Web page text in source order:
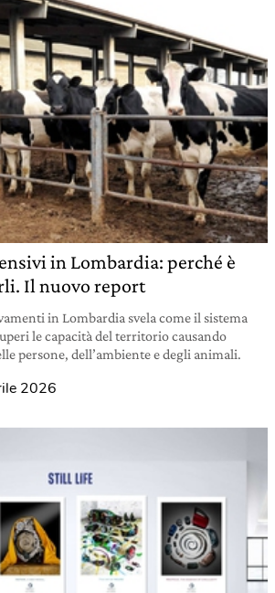
in Lombardia: perché è
Il nuovo report
in Lombardia svela come il sistema
le capacità del territorio causando
persone, dell’ambiente e degli animali.
2026